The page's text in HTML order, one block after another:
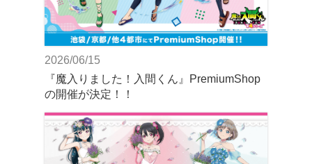
2026/06/15
『魔入りました！入間くん』PremiumShop
の開催が決定！！